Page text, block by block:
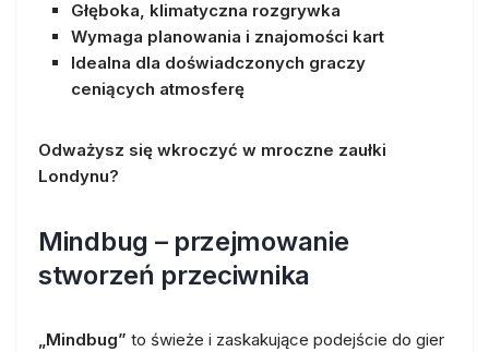
Głęboka, klimatyczna rozgrywka
Wymaga planowania i znajomości kart
Idealna dla doświadczonych graczy
ceniących atmosferę
Odważysz się wkroczyć w mroczne zaułki
Londynu?
Mindbug – przejmowanie
stworzeń przeciwnika
„Mindbug” to świeże i zaskakujące podejście do gier